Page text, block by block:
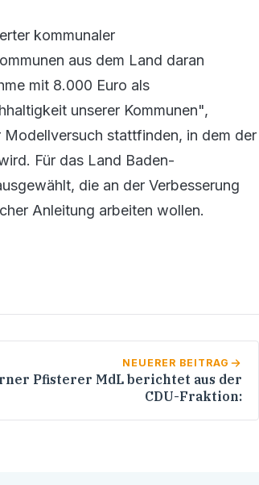
kommunaler
aus dem Land daran
mit 8.000 Euro als
unserer Kommunen",
stattfinden, in dem der
Für das Land Baden-
die an der Verbesserung
Anleitung arbeiten wollen.
NEUERER BEITRAG
Pfisterer MdL berichtet aus der
CDU-Fraktion: